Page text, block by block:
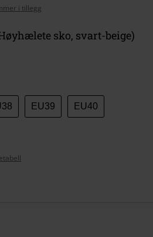
i tillegg
sko, svart-beige)
EU39 EU40